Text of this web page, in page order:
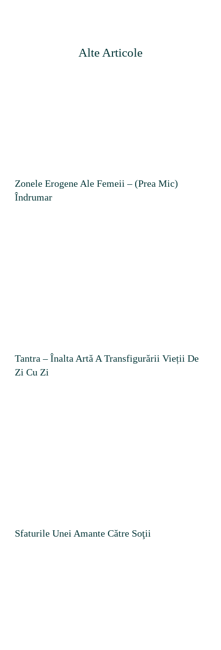
Alte Articole
Zonele Erogene Ale Femeii – (prea Mic)
Îndrumar
Tantra – Înalta Artă A Transfigurării Vieții De
Zi Cu Zi
Sfaturile Unei Amante Către Soţii